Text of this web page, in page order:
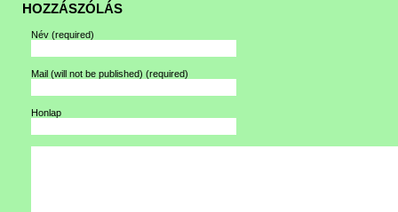
HOZZÁSZÓLÁS
Név (required)
Mail (will not be published) (required)
Honlap